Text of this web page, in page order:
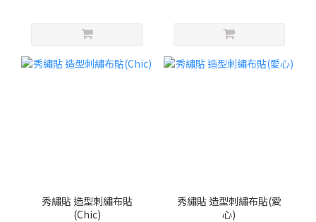
秀繡貼 造型刺繡布貼
(Chic)
秀繡貼 造型刺繡布貼(愛
心)